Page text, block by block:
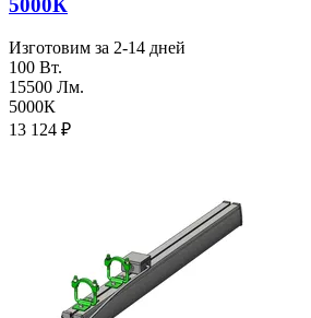
5000К
Изготовим за 2-14 дней
100 Вт.
15500 Лм.
5000К
13 124 ₽